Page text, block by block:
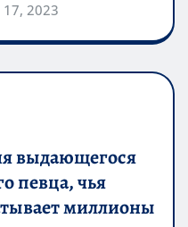
2023
выдающегося
певца, чья
миллионы